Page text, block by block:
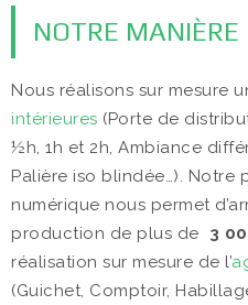
NOTRE MANIÈRE
Nous réalisons sur mesure
intérieures (Porte de
½h, 1h et 2h, Ambiance
Palière iso blindée…). Notre
numérique nous permet
production de plus de 3
réalisation sur mesure de l’
(Guichet, Comptoir,